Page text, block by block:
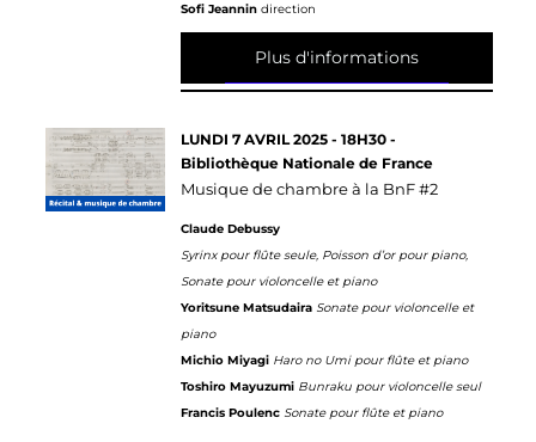
Sofi Jeannindirection
Plus d'informations
LUNDI 7 AVRIL 2025 - 18H30 -
Bibliothèque Nationale de France
Musique de chambre à la BnF #2
Claude Debussy
Syrinx pour flûte seule, Poisson d’or pour piano,
Sonate pour violoncelle et piano
Yoritsune Matsudaira Sonate pour violoncelle et
piano
Michio Miyagi Haro no Umi pour flûte et piano
Toshiro Mayuzumi Bunraku pour violoncelle seul
Francis Poulenc Sonate pour flûte et piano